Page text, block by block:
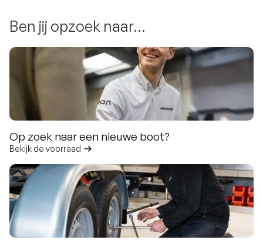
Ben jij opzoek naar...
Op zoek naar een nieuwe boot?
Bekijk de voorraad